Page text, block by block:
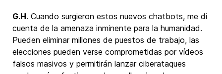
G.H. Cuando surgieron estos nuevos chatbots, me di
cuenta de la amenaza inminente para la humanidad.
Pueden eliminar millones de puestos de trabajo, las
elecciones pueden verse comprometidas por vídeos
falsos masivos y permitirán lanzar ciberataques